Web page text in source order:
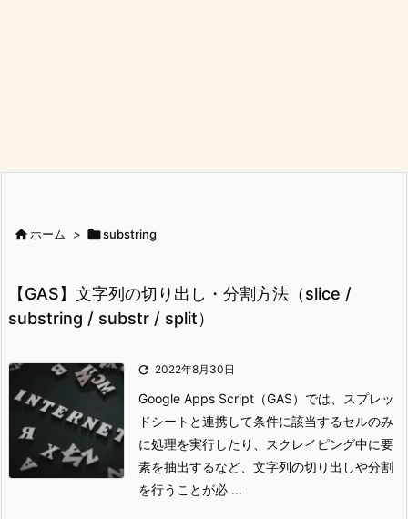
ホーム > substring
【GAS】文字列の切り出し・分割方法（slice /
substring / substr / split）
 2022年8月30日
Google Apps Script（GAS）では、スプレッ
ドシートと連携して条件に該当するセルのみ
に処理を実行したり、スクレイピング中に要
素を抽出するなど、文字列の切り出しや分割
を行うことが必 ...